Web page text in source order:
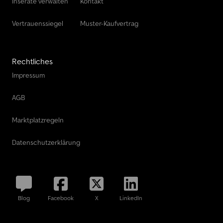
Hjf
Vertrauenssiegel Muster-Kaufvertrag
Rechtliches
Impressum
AGB
Marktplatzregeln
Datenschutzerklärung
Blog Facebook X LinkedIn